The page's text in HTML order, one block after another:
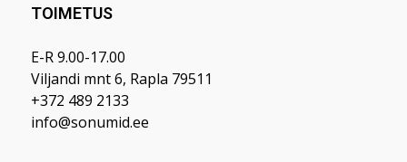
TOIMETUS
E-R 9.00-17.00
Viljandi mnt 6, Rapla 79511
+372 489 2133
info@sonumid.ee